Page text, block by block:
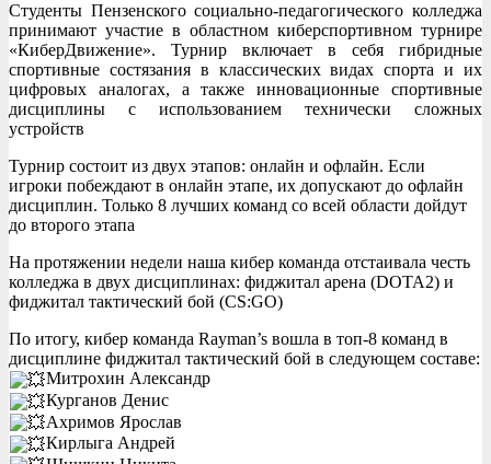
Студенты Пензенского социально-педагогического колледжа
принимают участие в областном киберспортивном турнире
«КиберДвижение». Турнир включает в себя гибридные
спортивные состязания в классических видах спорта и их
цифровых аналогах, а также инновационные спортивные
дисциплины с использованием технически сложных
устройств
Турнир состоит из двух этапов: онлайн и офлайн. Если
игроки побеждают в онлайн этапе, их допускают до офлайн
дисциплин. Только 8 лучших команд со всей области дойдут
до второго этапа
На протяжении недели наша кибер команда отстаивала честь
колледжа в двух дисциплинах: фиджитал арена (DOTA2) и
фиджитал тактический бой (CS:GO)
По итогу, кибер команда Rayman’s вошла в топ-8 команд в
дисциплине фиджитал тактический бой в следующем составе:
Митрохин Александр
Курганов Денис
Ахримов Ярослав
Кирлыга Андрей